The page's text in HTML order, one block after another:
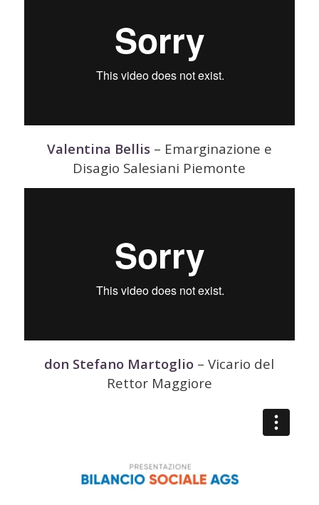
Valentina Bellis– Emarginazione e
Disagio Salesiani Piemonte
don Stefano Martoglio – Vicario del
Rettor Maggiore